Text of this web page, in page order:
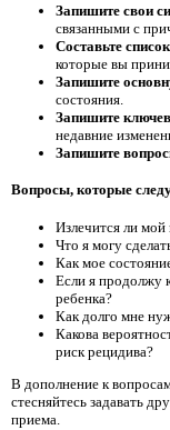
Запишите свои
связанными с
Составьте
которые вы
Запишите
состояния.
Запишите
недавние
Запишите
Вопросы, которые
Излечится ли
Что я могу
Как мое
Если я продолжу
ребенка?
Как долго мне
Какова
риск рецидива?
В дополнение к
стесняйтесь задавать
приема.